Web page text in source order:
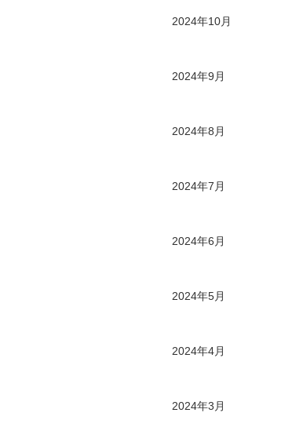
2024年10月
2024年9月
2024年8月
2024年7月
2024年6月
2024年5月
2024年4月
2024年3月